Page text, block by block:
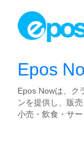
Epos
Epos Nowは、ク
ンを提供し、販
小売・飲食・サー